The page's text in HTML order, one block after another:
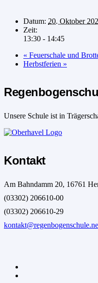
Datum: 20. Oktober
Zeit:
13:30 - 14:45
« Feuerschale und
Herbstferien »
Unsere Schule ist in
Kontakt
Am Bahndamm 20, 16761
(03302) 206610-00
(03302) 206610-29